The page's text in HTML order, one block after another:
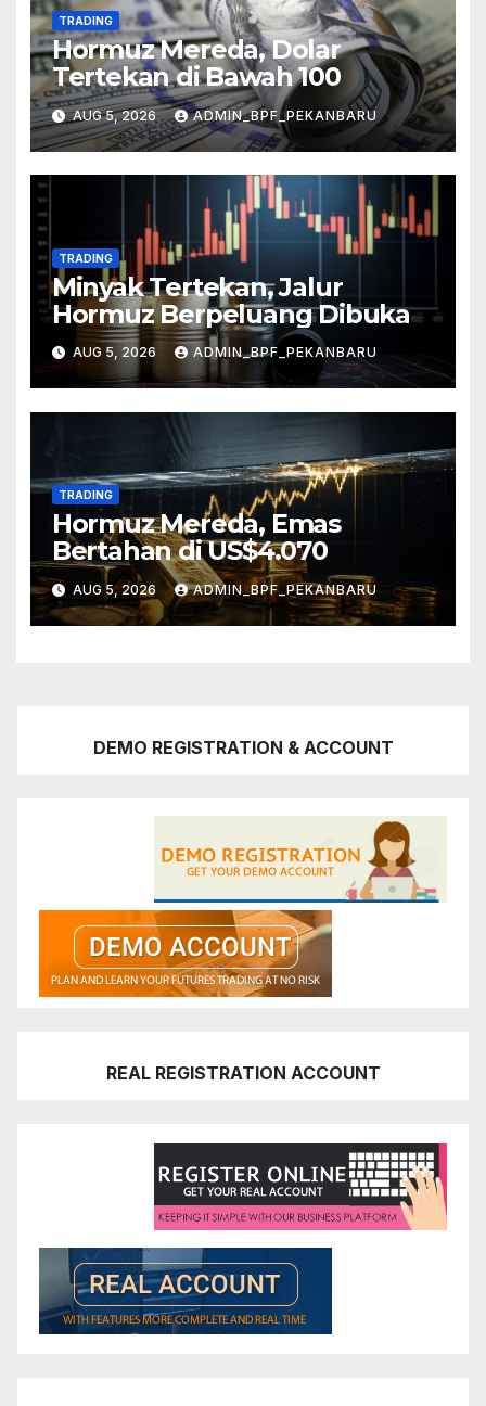
TRADING
Hormuz Mereda, Dolar
Tertekan di Bawah 100
AUG 5, 2026 ADMIN_BPF_PEKANBARU
TRADING
Minyak Tertekan, Jalur
Hormuz Berpeluang Dibuka
AUG 5, 2026 ADMIN_BPF_PEKANBARU
TRADING
Hormuz Mereda, Emas
Bertahan di US$4.070
AUG 5, 2026 ADMIN_BPF_PEKANBARU
DEMO REGISTRATION & ACCOUNT
REAL REGISTRATION ACCOUNT